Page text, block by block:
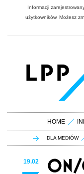
Informacji
użytkowników. Możesz
HOME
DLA MEDIÓW
19.02